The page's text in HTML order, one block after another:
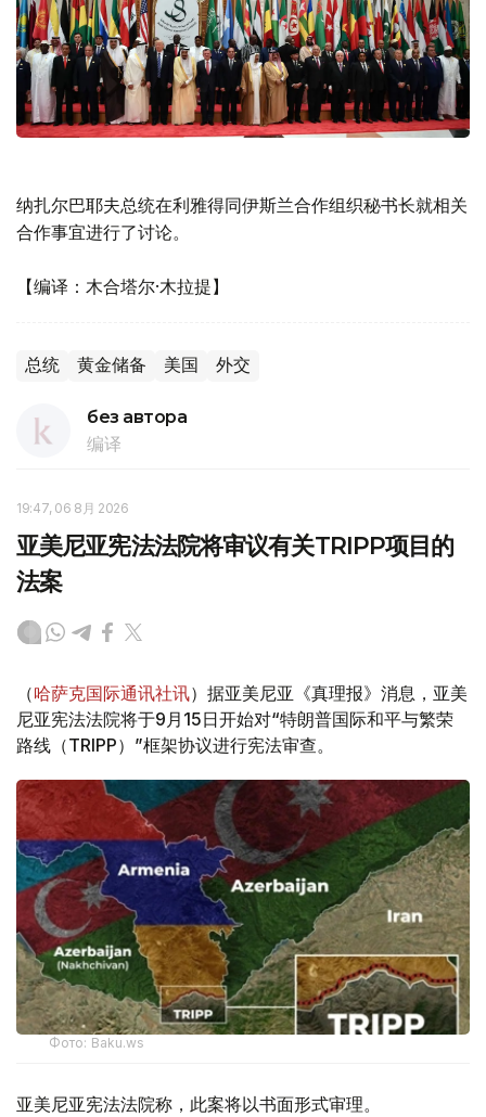
纳扎尔巴耶夫总统在利雅得同伊斯兰合作组织秘书长就相关
合作事宜进行了讨论。
【编译：木合塔尔·木拉提】
总统 黄金储备 美国 外交
без автора
编译
19:47, 06 8月 2026
亚美尼亚宪法法院将审议有关TRIPP项目的
法案
（哈萨克国际通讯社讯）据亚美尼亚《真理报》消息，亚美
尼亚宪法法院将于9月15日开始对“特朗普国际和平与繁荣
路线（TRIPP）”框架协议进行宪法审查。
Фото: Baku.ws
亚美尼亚宪法法院称，此案将以书面形式审理。